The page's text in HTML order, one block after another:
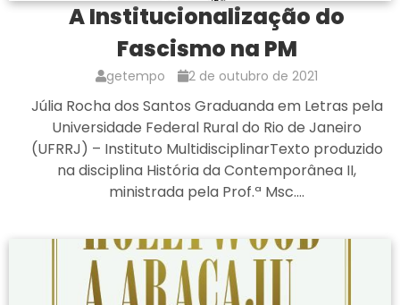
A Institucionalização do
Fascismo na PM
getempo 2 de outubro de 2021
Júlia Rocha dos Santos Graduanda em Letras pela
Universidade Federal Rural do Rio de Janeiro
(UFRRJ) – Instituto MultidisciplinarTexto produzido
na disciplina História da Contemporânea II,
ministrada pela Prof.ª Msc.…